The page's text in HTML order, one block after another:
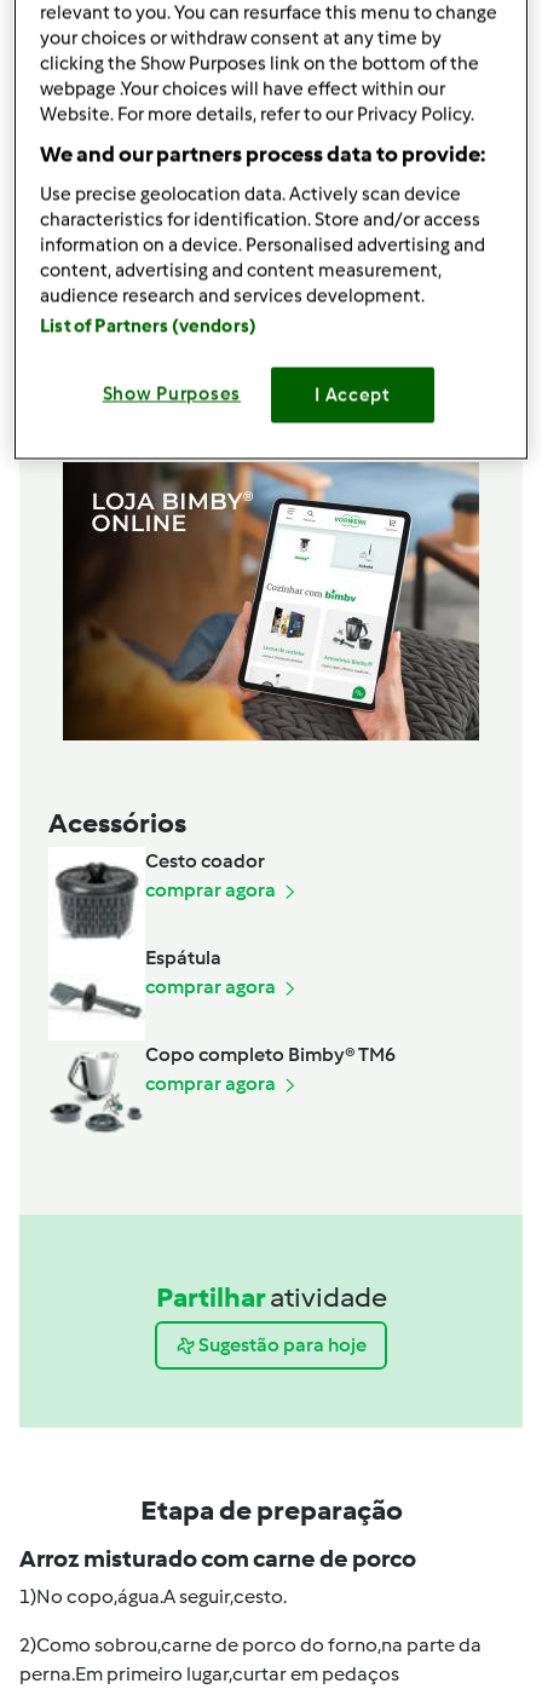
Ingredientes
900mlágua
1dente de alho
1folha de louro
350gcarne de porco,feita do forno(sobras)
arroz carolino
5g coentros,curtados
5folhas de salva,curtadas
15gsoja granulado
5gflor de sal
30glentinhas
Adicionar à lista de compras
Acessórios
Cesto coador
comprar agora
Espátula
comprar agora
Copo completo Bimby® TM6
comprar agora
Partilharatividade
Sugestão para hoje
Etapa de preparação
Arroz misturado com carne de porco
1)No copo,água.A seguir,cesto.
2)Como sobrou,carne de porco do forno,na parte da
perna.Em primeiro lugar,curtar em pedaços
relevant to you. You can resurface this menu to change
your choices or withdraw consent at any time by
clicking the Show Purposes link on the bottom of the
webpage .Your choices will have effect within our
Website. For more details, refer to our Privacy Policy.
We and our partners process data to provide:
Use precise geolocation data. Actively scan device
characteristics for identification. Store and/or access
information on a device. Personalised advertising and
content, advertising and content measurement,
audience research and services development.
List of Partners (vendors)
Show Purposes I Accept